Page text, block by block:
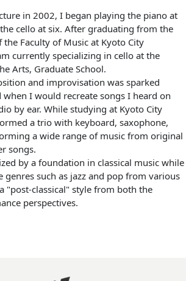
in 2002, I began playing the piano at
cello at six. After graduating from the
Faculty of Music at Kyoto City
currently specializing in cello at the
Arts, Graduate School.
and improvisation was sparked
I would recreate songs I heard on
by ear. While studying at Kyoto City
a trio with keyboard, saxophone,
a wide range of music from original
songs.
by a foundation in classical music while
genres such as jazz and pop from various
"post-classical" style from both the
perspectives.